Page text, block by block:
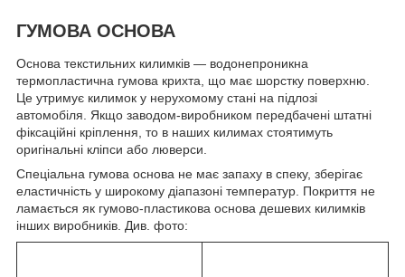
ГУМОВА ОСНОВА
Основа текстильних килимків — водонепроникна
термопластична гумова крихта, що має шорстку поверхню.
Це утримує килимок у нерухомому стані на підлозі
автомобіля. Якщо заводом-виробником передбачені штатні
фіксаційні кріплення, то в наших килимах стоятимуть
оригінальні кліпси або люверси.
Спеціальна гумова основа не має запаху в спеку, зберігає
еластичність у широкому діапазоні температур. Покриття не
ламається як гумово-пластикова основа дешевих килимків
інших виробників. Див. фото: